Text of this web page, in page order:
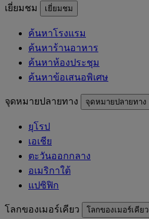
เยี่ยมชม เยี่ยมชม
ค้นหาโรงแรม
ค้นหาร้านอาหาร
ค้นหาห้องประชุม
ค้นหาข้อเสนอพิเศษ
จุดหมายปลายทาง จุดหมายปลายทาง
ยุโรป
เอเชีย
ตะวันออกกลาง
อเมริกาใต้
แปซิฟิก
โลกของเมอร์เคียว โลกของเมอร์เคียว